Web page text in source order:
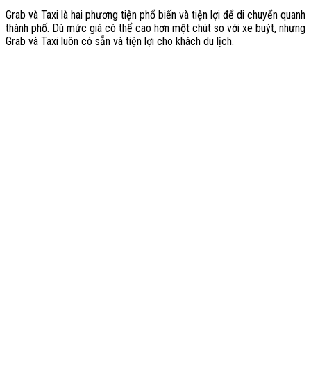
Grab và Taxi là hai phương tiện phổ biến và tiện lợi để di chuyển quanh
thành phố. Dù mức giá có thể cao hơn một chút so với xe buýt, nhưng
Grab và Taxi luôn có sẵn và tiện lợi cho khách du lịch.